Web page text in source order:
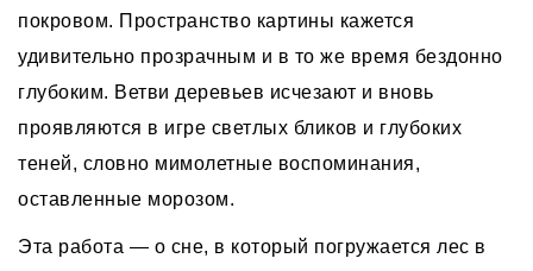
покровом. Пространство картины кажется
удивительно прозрачным и в то же время бездонно
глубоким. Ветви деревьев исчезают и вновь
проявляются в игре светлых бликов и глубоких
теней, словно мимолетные воспоминания,
оставленные морозом.
Эта работа — о сне, в который погружается лес в